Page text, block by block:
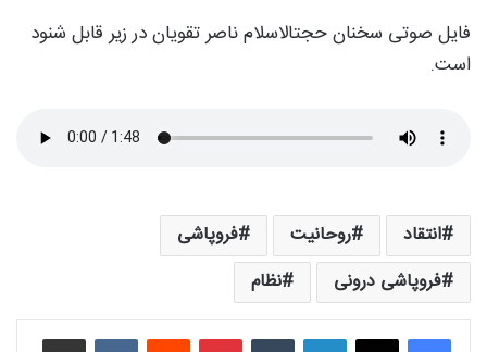
فایل صوتی سخنان حجتالاسلام ناصر تقویان در زیر قابل شنود
است.
انتقاد روحانیت
فروپاشی
فروپاشی درونی
نظام
لینکدین ‫تامبلر ‫پین‌ترست‫رددیت ‫VKontakteاشتراک گذاری از طریق ایمیل